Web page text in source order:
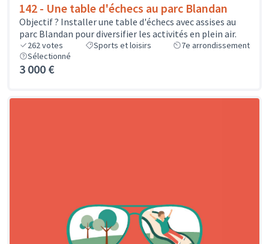
142 - Une table d'échecs au parc Blandan
Objectif ? Installer une table d'échecs avec assises au
parc Blandan pour diversifier les activités en plein air.
262votes Sports et loisirs
7e arrondissement
Sélectionné
3 000 €